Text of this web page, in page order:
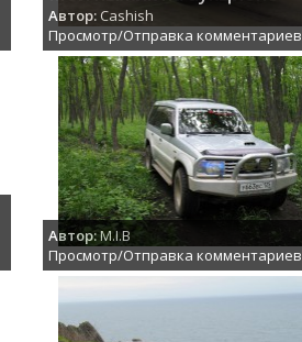
Автор: Cashish
Просмотр/Отправка комментариев
Автор:M.I.B
Просмотр/Отправка комментариев